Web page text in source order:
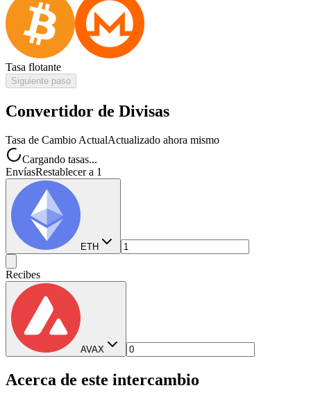
Tasa flotante
Siguiente paso
Convertidor de Divisas
Tasa de Cambio ActualActualizado ahora mismo
Cargando tasas...
EnvíasRestablecer a 1
ETH
Recibes
AVAX
Acerca de este intercambio